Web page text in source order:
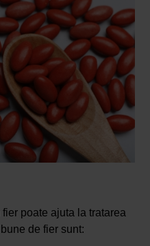
poate ajuta la tratarea
de fier sunt: